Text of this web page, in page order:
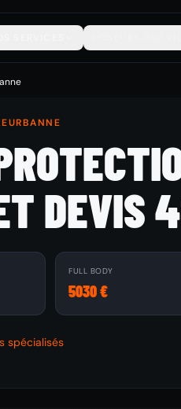
DEVIS
FULL BODY
5030 €
spécialisés